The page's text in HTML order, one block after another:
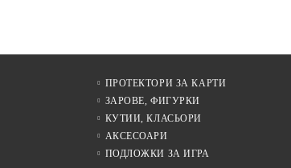
ПРОТЕКТОРИ ЗА КАРТИ
ЗАРОВЕ, ФИГУРКИ
КУТИИ, КЛАСЬОРИ
АКСЕСОАРИ
ПОДЛОЖКИ ЗА ИГРА